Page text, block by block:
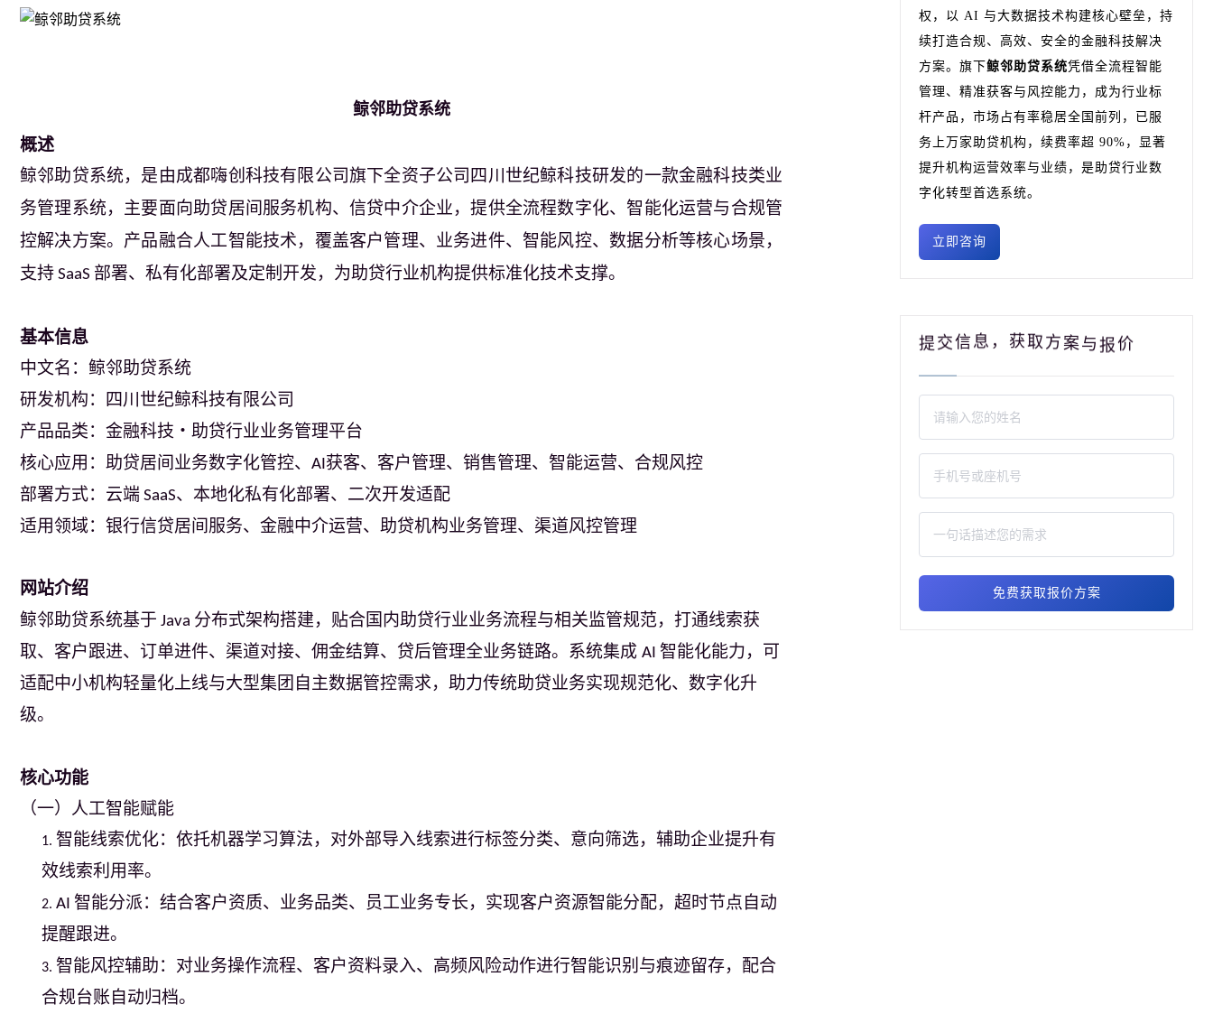
鲸邻助贷系统
概述
鲸邻助贷系统，是由成都嗨创科技有限公司 旗下全资子公司 四川世纪鲸科技研发的一款金融科技类业
务管理系统，主要面向助贷居间服务机构、信贷中介企业，提供全流程数字化、智能化运营与合规管
控解决方案。产品融合人工智能技术，覆盖客户管理、业务进件、智能风控、数据分析等核心场景，
支持 SaaS 部署、私有化部署及定制开发，为助贷行业机构提供标准化技术支撑。
基本信息
中文名：鲸邻助贷系统
研发机构：四川世纪鲸科技有限公司
产品品类：金融科技・助贷行业业务管理平台
核心应用：助贷居间业务数字化管控、 AI获客、客户管理、销售管理、 智能运营、合规风控
部署方式：云端 SaaS、本地化私有化部署、二次开发适配
适用领域：银行信贷居间服务、金融中介运营、 助贷机构业务管理、 渠道风控管理
网站介绍
鲸邻助贷系统基于 Java 分布式架构搭建，贴合国内助贷行业业务流程与相关监管规范，打通线索获
取、客户跟进、订单进件、渠道对接、佣金结算、贷后管理全业务链路。系统集成 AI 智能化能力，可
适配中小机构轻量化上线与大型集团自主数据管控需求，助力传统助贷业务实现规范化、数字化升
级。
核心功能
（一）人工智能赋能
1. 智能线索优化：依托机器学习算法，对外部导入线索进行标签分类、意向筛选，辅助企业提升有
效线索利用率。
2. AI 智能分派：结合客户资质、业务品类、员工业务专长，实现客户资源智能分配，超时节点自动
提醒跟进。
3. 智能风控辅助：对业务操作流程、客户资料录入、高频风险动作进行智能识别与痕迹留存，配合
合规台账自动归档。
权，以 AI 与大数据技术构建核心壁垒，持
续打造合规、高效、安全的金融科技解决
方案。旗下鲸邻助贷系统凭借全流程智能
管理、精准获客与风控能力，成为行业标
杆产品，市场占有率稳居全国前列，已服
务上万家助贷机构，续费率超 90%，显著
提升机构运营效率与业绩，是助贷行业数
字化转型首选系统。
立即咨询
提 交信 息 ， 获取方 案与 报价
免费获取报价方案